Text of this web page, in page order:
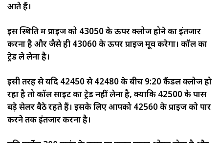
आते हैं।
इस स्थिति में प्राइज को 43050 के ऊपर क्लोज होने का इंतजार
करना है और जैसे ही 43060 के ऊपर प्राइज मूव करेगा। कॉल का
ट्रेड ले लेना है।
इसी तरह से यदि 42450 से 42480 के बीच 9:20 कैंडल क्लोज हो
रहा है तो कॉल साइट का ट्रेड नहीं लेना है, क्योंकि 42500 के पास
बड़े सेलर बैठे रहते हैं। इसके लिए आपको 42560 के प्राइज को पार
करने तक इंतजार करना है।